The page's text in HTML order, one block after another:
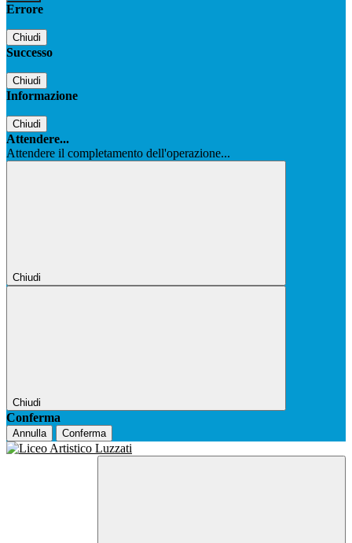
Errore
Chiudi
Successo
Chiudi
Informazione
Chiudi
Attendere...
Attendere il completamento dell'operazione...
Chiudi
Chiudi
Conferma
Annulla Conferma